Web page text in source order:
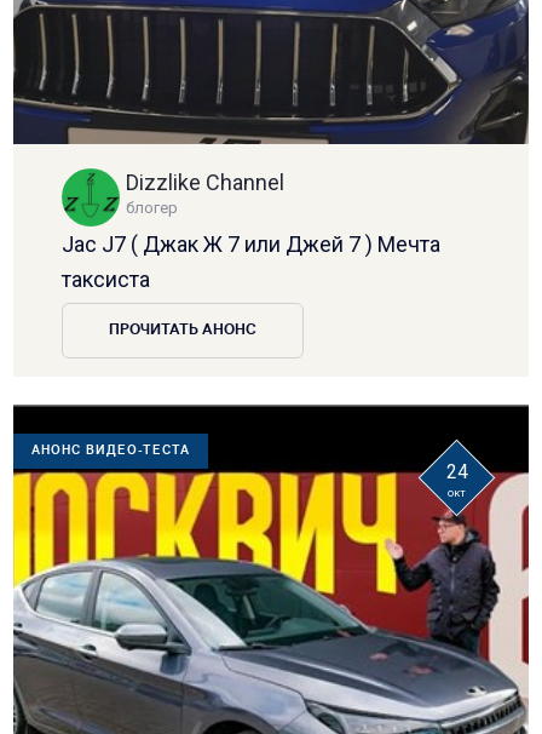
Dizzlike Channel
блогер
Jac J7 ( Джак Ж 7 или Джей 7 ) Мечта
таксиста
ПРОЧИТАТЬ АНОНС
АНОНС ВИДЕО-ТЕСТА
24
окт